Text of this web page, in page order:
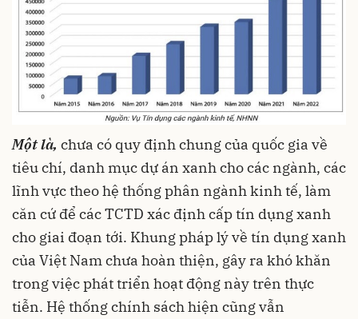
Một là, chưa có quy định chung của quốc gia về
tiêu chí, danh mục dự án xanh cho các ngành, các
lĩnh vực theo hệ thống phân ngành kinh tế, làm
căn cứ để các TCTD xác định cấp tín dụng xanh
cho giai đoạn tới. Khung pháp lý về tín dụng xanh
của Việt Nam chưa hoàn thiện, gây ra khó khăn
trong việc phát triển hoạt động này trên thực
tiễn. Hệ thống chính sách hiện cũng vẫn